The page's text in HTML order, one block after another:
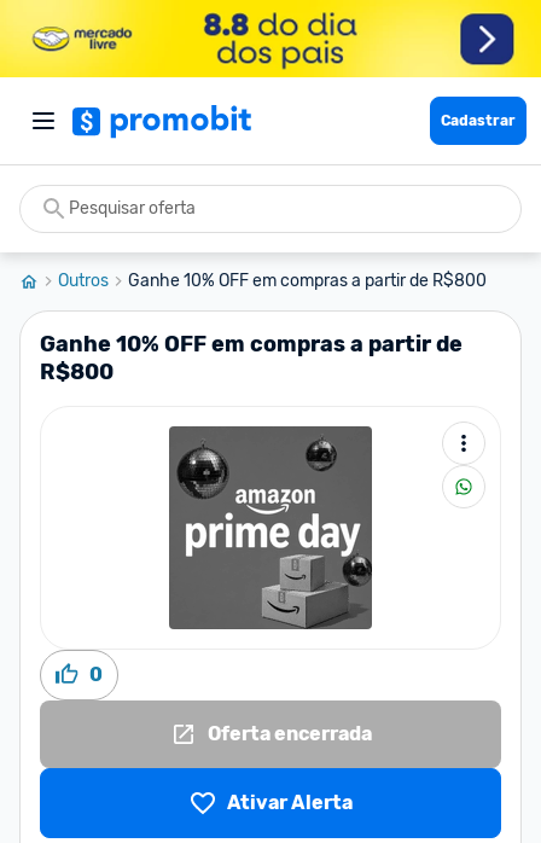
Cadastrar
Outros Ganhe 10% OFF em compras a partir de R$800
Ganhe 10% OFF em compras a partir de
R$800
0
Oferta encerrada
Ativar Alerta